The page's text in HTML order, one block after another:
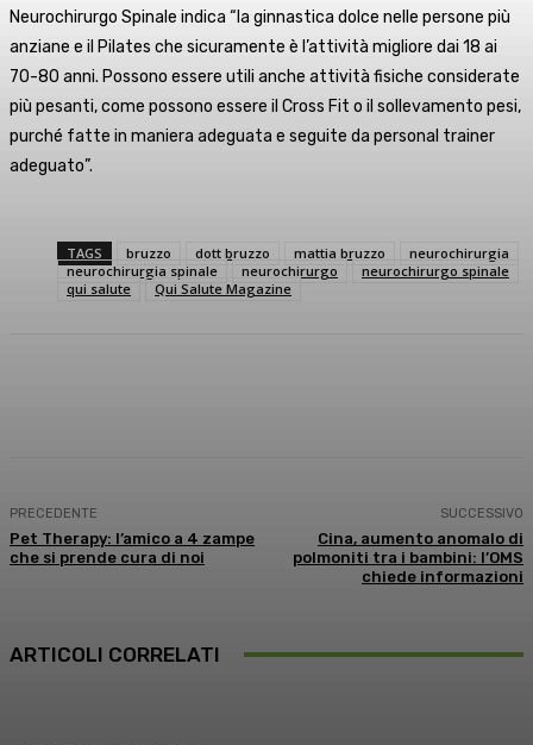
Neurochirurgo Spinale indica “la ginnastica dolce nelle persone più
anziane e il Pilates che sicuramente è l’attività migliore dai 18 ai
70-80 anni. Possono essere utili anche attività fisiche considerate
più pesanti, come possono essere il Cross Fit o il sollevamento pesi,
purché fatte in maniera adeguata e seguite da personal trainer
adeguato”.
TAGS bruzzo dott bruzzo mattia bruzzo
neurochirurgia
neurochirurgia spinale
neurochirurgo
neurochirurgo spinale
qui salute
Qui Salute Magazine
PRECEDENTE
Pet Therapy: l’amico a 4 zampe
che si prende cura di noi
SUCCESSIVO
Cina, aumento anomalo di
polmoniti tra i bambini: l’OMS
chiede informazioni
ARTICOLI CORRELATI